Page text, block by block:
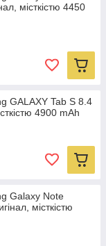
місткістю 4450
GALAXY Tab S 8.4
4900 mAh
Galaxy Note
місткістю